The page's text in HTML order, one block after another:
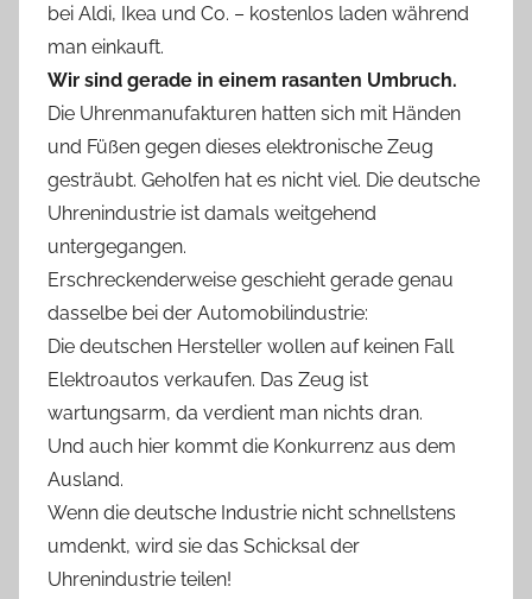
bei Aldi, Ikea und Co. – kostenlos laden während
man einkauft.
Wir sind gerade in einem rasanten Umbruch.
Die Uhrenmanufakturen hatten sich mit Händen
und Füßen gegen dieses elektronische Zeug
gesträubt. Geholfen hat es nicht viel. Die deutsche
Uhrenindustrie ist damals weitgehend
untergegangen.
Erschreckenderweise geschieht gerade genau
dasselbe bei der Automobilindustrie:
Die deutschen Hersteller wollen auf keinen Fall
Elektroautos verkaufen. Das Zeug ist
wartungsarm, da verdient man nichts dran.
Und auch hier kommt die Konkurrenz aus dem
Ausland.
Wenn die deutsche Industrie nicht schnellstens
umdenkt, wird sie das Schicksal der
Uhrenindustrie teilen!